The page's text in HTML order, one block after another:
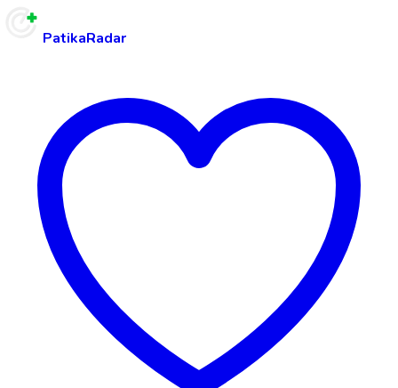
PatikaRadar